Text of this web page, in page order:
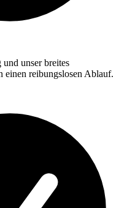
unser breites
einen reibungslosen Ablauf.